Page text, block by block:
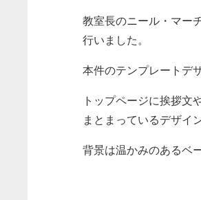
教室長のニール・マー
行いました。
本件のテンプレートデ
トップページに挨拶文
まとまっているデザイ
背景は温かみのあるベ